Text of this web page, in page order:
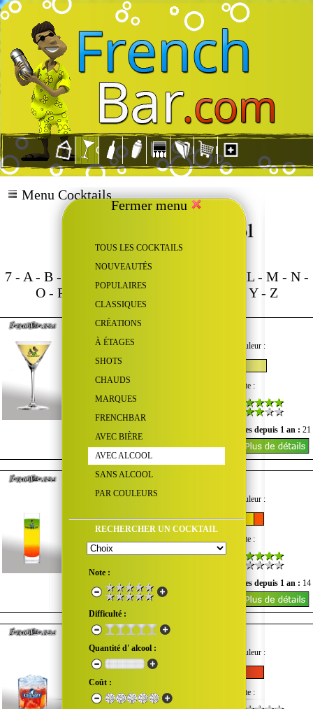
Fermer menu
TOUS LES COCKTAILS
NOUVEAUTÉS
POPULAIRES
CLASSIQUES
CRÉATIONS
À ÉTAGES
SHOTS
CHAUDS
MARQUES
FRENCHBAR
AVEC BIÈRE
AVEC ALCOOL
SANS ALCOOL
PAR COULEURS
RECHERCHER UN COCKTAIL
Note :
Difficulté :
Quantité d' alcool :
Coût :
Menu Cocktails
7- A- B- L- M- N-
O- P -R-S-T Y- Z
Ramcooler
Couleur :
Difficulté : Note :
Nombre de vues du mois : Vues depuis 1 an : 21
Quantité d'alcool : Couleur :
Note :
Nombre de vues du mois : Vues depuis 1 an : 14
Red Caïpiroska
Quantité d'alcool : Couleur :
Difficulté : Coût : Note :